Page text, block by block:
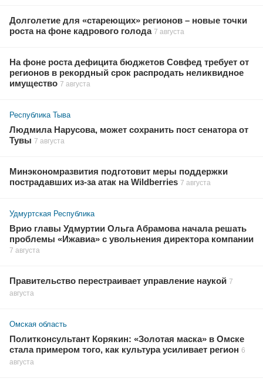
Долголетие для «стареющих» регионов – новые точки
роста на фоне кадрового голода 7 августа
На фоне роста дефицита бюджетов Совфед требует от
регионов в рекордный срок распродать неликвидное
имущество 7 августа
Республика Тыва
Людмила Нарусова, может сохранить пост сенатора от
Тувы 7 августа
Минэкономразвития подготовит меры поддержки
пострадавших из-за атак на Wildberries 7 августа
Удмуртская Республика
Врио главы Удмуртии Ольга Абрамова начала решать
проблемы «Ижавиа» с увольнения директора компании
7 августа
Правительство перестраивает управление наукой 7
августа
Омская область
Политконсультант Корякин: «Золотая маска» в Омске
стала примером того, как культура усиливает регион 6
августа